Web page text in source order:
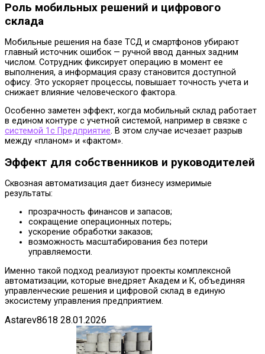
Роль мобильных решений и цифрового
склада
Мобильные решения на базе ТСД и смартфонов убирают
главный источник ошибок — ручной ввод данных задним
числом. Сотрудник фиксирует операцию в момент ее
выполнения, а информация сразу становится доступной
офису. Это ускоряет процессы, повышает точность учета и
снижает влияние человеческого фактора.
Особенно заметен эффект, когда мобильный склад работает
в едином контуре с учетной системой, например в связке с
системой 1с Предприятие. В этом случае исчезает разрыв
между «планом» и «фактом».
Эффект для собственников и руководителей
Сквозная автоматизация дает бизнесу измеримые
результаты:
прозрачность финансов и запасов;
сокращение операционных потерь;
ускорение обработки заказов;
возможность масштабирования без потери
управляемости.
Именно такой подход реализуют проекты комплексной
автоматизации, которые внедряет Академ и К, объединяя
управленческие решения и цифровой склад в единую
экосистему управления предприятием.
Astarev8618 28.01.2026